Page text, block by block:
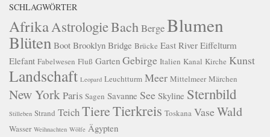
SCHLAGWÖRTER
Afrika AstrologieBach BergeBlumen
Blüten Boot Brooklyn Bridge Brücke East River Eiffelturm
Elefant Fabelwesen Fluß Garten Gebirge Italien Kanal Kirche Kunst
Landschaft Leopard Leuchtturm Meer Mittelmeer Märchen
New YorkParis Sagen Savanne See Skyline Sternbild
Stilleben Strand TeichTiereTierkreis Toskana VaseWald
Wasser Weihnachten Wölfe Ägypten